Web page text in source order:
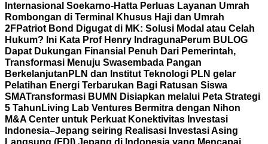
Internasional Soekarno-Hatta Perluas Layanan Umrah
Rombongan di Terminal Khusus Haji dan Umrah
2FPatriot Bond Digugat di MK: Solusi Modal atau Celah
Hukum? Ini Kata Prof Henry IndragunaPerum BULOG
Dapat Dukungan Finansial Penuh Dari Pemerintah,
Transformasi Menuju Swasembada Pangan
Berkelanjutan PLN dan Institut Teknologi PLN gelar
Pelatihan Energi Terbarukan Bagi Ratusan Siswa
SMATransformasi BUMN Disiapkan melalui Peta Strategi
5 Tahun Living Lab Ventures Bermitra dengan Nihon
M&A Center untuk Perkuat Konektivitas Investasi
Indonesia–Jepang seiring Realisasi Investasi Asing
Langsung (FDI) Jepang di Indonesia yang Mencapai